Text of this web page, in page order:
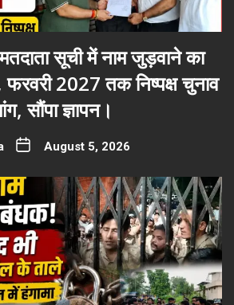
मतदाता सूची में नाम जुड़वाने का
फरवरी 2027 तक निष्पक्ष चुनाव
सौंपा ज्ञापन।
August 5, 2026